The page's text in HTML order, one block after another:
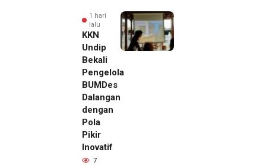
1 hari
lalu
KKN
Undip
Bekali
Pengelola
BUMDes
Dalangan
dengan
Pola
Pikir
Inovatif
7